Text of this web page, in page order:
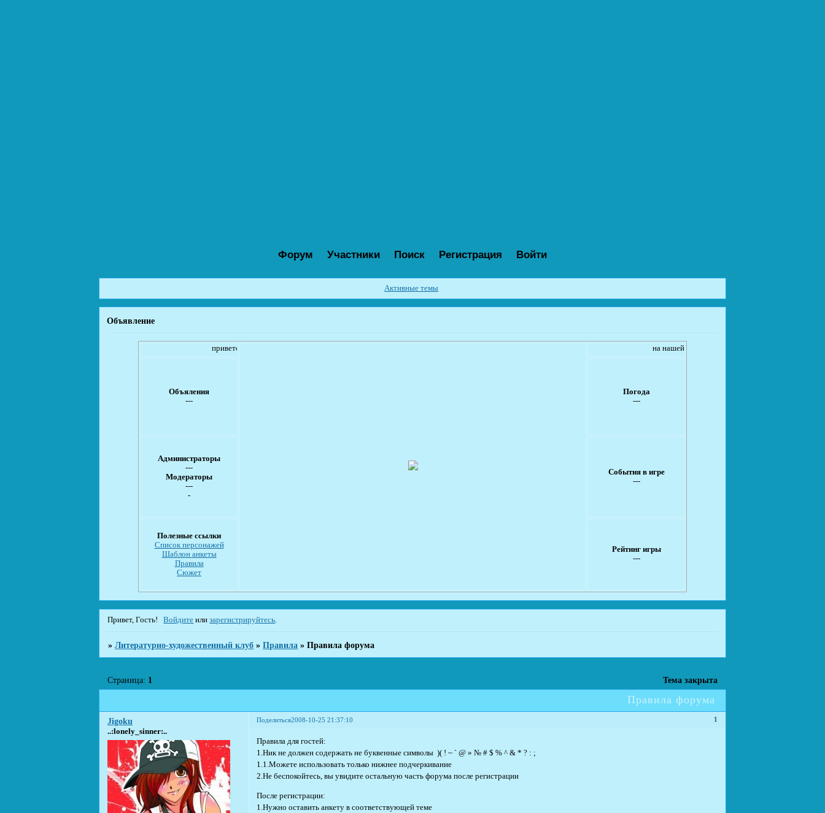
Форум Участники Поиск Регистрация Войти
Активные темы
Объявление
приветствуем Вас на нашей ролевой
Объяления
---
Погода
---
Администраторы
---
Модераторы
---
-
События в игре
---
Полезные ссылки
Список персонажей
Шаблон анкеты
Правила
Сюжет
Рейтинг игры
---
Привет, Гость! Войдите илизарегистрируйтесь
»Литературно-художественный клуб »Правила »Правила форума
Правила форума
Страница: 1 Тема закрыта
Поделиться 1
2008-10-25 21:37:10
Jigoku
..:lonely_sinner:..
Правила для гостей:
1.Ник не должен содержать не буквенные символы )( ! ~ ` @ » № # $ % ^ & * ? : ;
1.1.Можете использовать только нижнее подчеркивание
2.Не беспокойтесь, вы увидите остальную часть форума после регистрации
После регистрации:
1.Нужно оставить анкету в соответствующей теме